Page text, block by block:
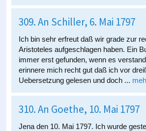
309. An Schiller, 6. Mai 1797
Ich bin sehr erfreut daß wir grade zur
Aristoteles aufgeschlagen haben. Ein
immer erst gefunden, wenn es
erinnere mich recht gut daß ich vor
Uebersetzung gelesen und doch ...
310. An Goethe, 10. Mai 1797
Jena den 10. Mai 1797. Ich wurde